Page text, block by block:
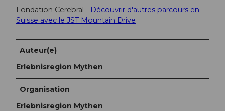
Fondation Cerebral - Découvrir d'autres parcours en
Suisse avec le JST Mountain Drive
Auteur(e)
Erlebnisregion Mythen
Organisation
Erlebnisregion Mythen